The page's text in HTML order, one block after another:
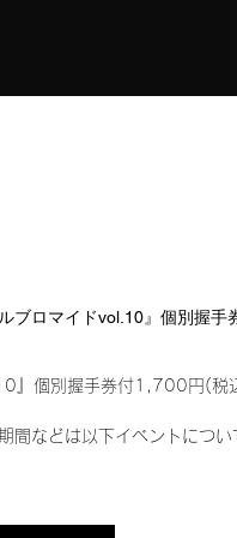
ブロマイドvol.10』個別握手
』個別握手券付1,700円(税
間などは以下イベントについ